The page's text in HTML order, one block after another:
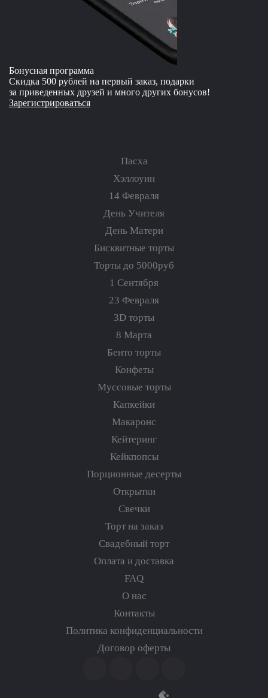
Бонусная программа
Скидка 500 рублей на первый заказ, подарки
за приведенных друзей и много других бонусов!
Зарегистрироваться
Пасха
Хэллоуин
14 Февраля
День Учителя
День Матери
Бисквитные торты
Торты до 5000руб
1 Сентября
23 Февраля
3D торты
8 Марта
Бенто торты
Конфеты
Муссовые торты
Капкейки
Макаронс
Кейтеринг
Кейкпопсы
Порционные десерты
Открытки
Свечки
Торт на заказ
Свадебный торт
Оплата и доставка
FAQ
О нас
Контакты
Политика конфиденциальности
Договор оферты